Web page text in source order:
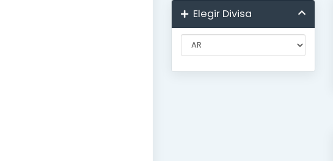
Elegir Divisa